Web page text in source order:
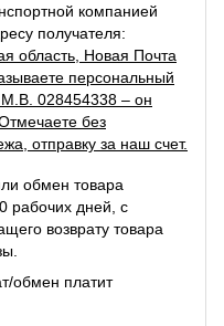
компанией
получателя:
область, Новая Почта
персональный
028454338 – он
без
отправку за наш счет.
обмен товара
рабочих дней, с
возврату товара
обмен платит